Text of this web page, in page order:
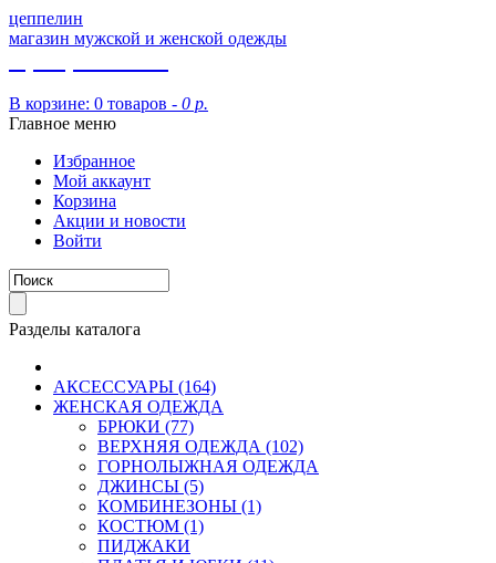
цеппелин
магазин мужской и женской одежды
В корзине: 0 товаров - 0 р.
Главное меню
Избранное
Мой аккаунт
Корзина
Акции и новости
Войти
Разделы каталога
АКСЕССУАРЫ (164)
ЖЕНСКАЯ ОДЕЖДА
БРЮКИ (77)
ВЕРХНЯЯ ОДЕЖДА (102)
ГОРНОЛЫЖНАЯ ОДЕЖДА
ДЖИНСЫ (5)
КОМБИНЕЗОНЫ (1)
КОСТЮМ (1)
ПИДЖАКИ